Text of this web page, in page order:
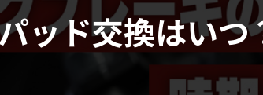
ッド交換はい